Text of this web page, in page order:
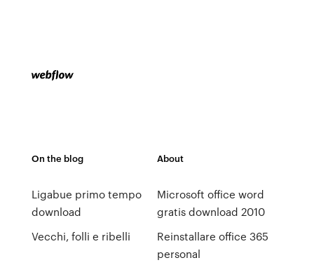
On the blog
Ligabue primo tempo
download
Vecchi, folli e ribelli
About
Microsoft office word
gratis download 2010
Reinstallare office 365
personal